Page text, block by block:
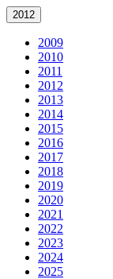
2012
2009
2010
2011
2012
2013
2014
2015
2016
2017
2018
2019
2020
2021
2022
2023
2024
2025